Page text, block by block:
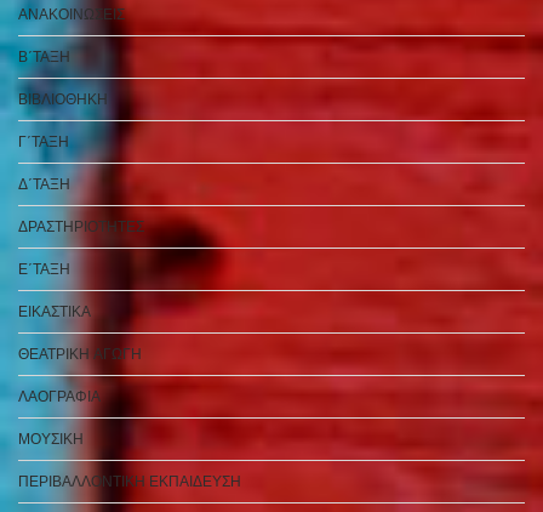
ΑΝΑΚΟΙΝΩΣΕΙΣ
Β΄ΤΑΞΗ
ΒΙΒΛΙΟΘΗΚΗ
Γ΄ΤΑΞΗ
Δ΄ΤΑΞΗ
ΔΡΑΣΤΗΡΙΟΤΗΤΕΣ
Ε΄ΤΑΞΗ
ΕΙΚΑΣΤΙΚΑ
ΘΕΑΤΡΙΚΗ ΑΓΩΓΗ
ΛΑΟΓΡΑΦΙΑ
ΜΟΥΣΙΚΗ
ΠΕΡΙΒΑΛΛΟΝΤΙΚΗ ΕΚΠΑΙΔΕΥΣΗ